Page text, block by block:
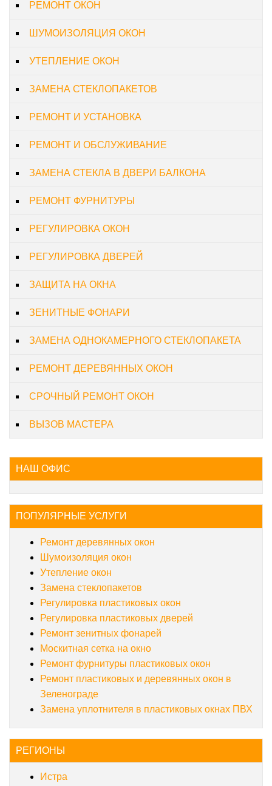
РЕМОНТ ОКОН
ШУМОИЗОЛЯЦИЯ ОКОН
УТЕПЛЕНИЕ ОКОН
ЗАМЕНА СТЕКЛОПАКЕТОВ
РЕМОНТ И УСТАНОВКА
РЕМОНТ И ОБСЛУЖИВАНИЕ
ЗАМЕНА СТЕКЛА В ДВЕРИ БАЛКОНА
РЕМОНТ ФУРНИТУРЫ
РЕГУЛИРОВКА ОКОН
РЕГУЛИРОВКА ДВЕРЕЙ
ЗАЩИТА НА ОКНА
ЗЕНИТНЫЕ ФОНАРИ
ЗАМЕНА ОДНОКАМЕРНОГО СТЕКЛОПАКЕТА
РЕМОНТ ДЕРЕВЯННЫХ ОКОН
СРОЧНЫЙ РЕМОНТ ОКОН
ВЫЗОВ МАСТЕРА
НАШ ОФИС
ПОПУЛЯРНЫЕ УСЛУГИ
Ремонт деревянных окон
Шумоизоляция окон
Утепление окон
Замена стеклопакетов
Регулировка пластиковых окон
Регулировка пластиковых дверей
Ремонт зенитных фонарей
Москитная сетка на окно
Ремонт фурнитуры пластиковых окон
Ремонт пластиковых и деревянных окон в
Зеленограде
Замена уплотнителя в пластиковых окнах ПВХ
РЕГИОНЫ
Истра